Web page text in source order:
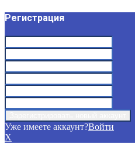
Регистрация
Уже имеете аккаунт?Войти
X